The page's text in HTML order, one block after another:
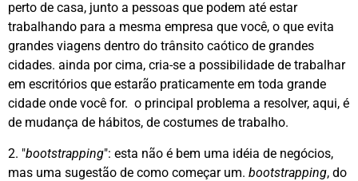
perto de casa, junto a pessoas que podem até estar
trabalhando para a mesma empresa que você, o que evita
grandes viagens dentro do trânsito caótico de grandes
cidades. ainda por cima, cria-se a possibilidade de trabalhar
em escritórios que estarão praticamente em toda grande
cidade onde você for. o principal problema a resolver, aqui, é
de mudança de hábitos, de costumes de trabalho.
2. "bootstrapping": esta não é bem uma idéia de negócios,
mas uma sugestão de como começar um. bootstrapping, do